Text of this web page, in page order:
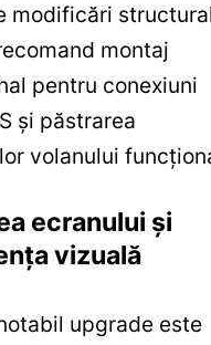
modificări
montaj
pentru conexiuni
și păstrarea
volanului
ecranului și
vizuală
upgrade este